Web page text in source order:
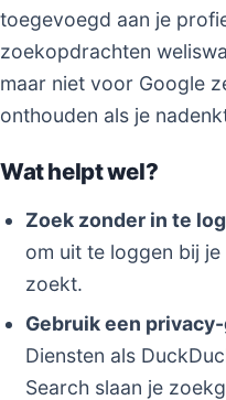
toegevoegd aan je
zoekopdrachten
maar niet voor Google
onthouden als je
Wat helpt wel?
Zoek zonder in te
om uit te loggen bij
zoekt.
Gebruik een
Diensten als
Search slaan je